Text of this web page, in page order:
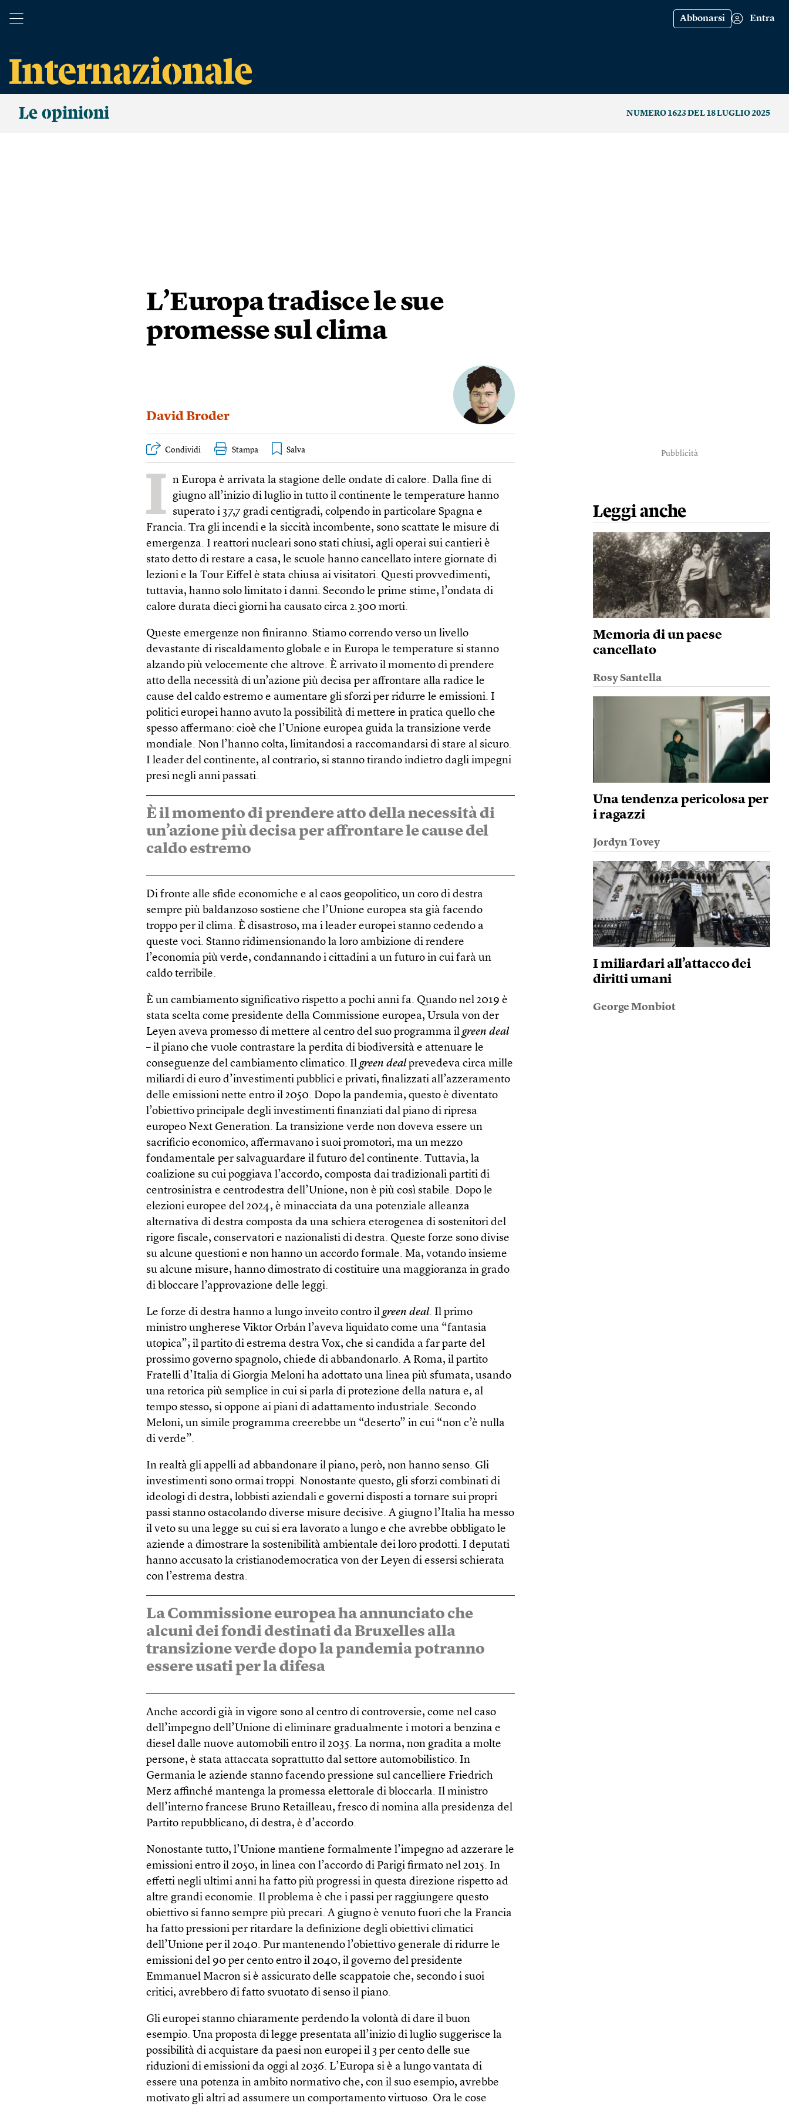
Abbonarsi Entra
Le opinioni NUMERO 1623 DEL 18 LUGLIO 2025
L’Europa tradisce le sue
promesse sul clima
David Broder
Condividi Stampa
I n Europa è arrivata la stagione delle ondate di calore. Dalla fine di
giugno all’inizio di luglio in tutto il continente le temperature hanno
superato i 37,7 gradi centigradi, colpendo in particolare Spagna e
Francia. Tra gli incendi e la siccità incombente, sono scattate le misure di
emergenza. I reattori nucleari sono stati chiusi, agli operai sui cantieri è
stato detto di restare a casa, le scuole hanno cancellato intere giornate di
lezioni e la Tour Eiffel è stata chiusa ai visitatori. Questi provvedimenti,
tuttavia, hanno solo limitato i danni. Secondo le prime stime, l’ondata di
calore durata dieci giorni ha causato circa 2.300 morti.
Queste emergenze non finiranno. Stiamo correndo verso un livello
devastante di riscaldamento globale e in Europa le temperature si stanno
alzando più velocemente che altrove. È arrivato il momento di prendere
atto della necessità di un’azione più decisa per affrontare alla radice le
cause del caldo estremo e aumentare gli sforzi per ridurre le emissioni. I
politici europei hanno avuto la possibilità di mettere in pratica quello che
spesso affermano: cioè che l’Unione europea guida la transizione verde
mondiale. Non l’hanno colta, limitandosi a raccomandarsi di stare al sicuro.
I leader del continente, al contrario, si stanno tirando indietro dagli impegni
presi negli anni passati.
È il momento di prendere atto della necessità di
un’azione più decisa per affrontare le cause del
caldo estremo
Di fronte alle sfide economiche e al caos geopolitico, un coro di destra
sempre più baldanzoso sostiene che l’Unione europea sta già facendo
troppo per il clima. È disastroso, ma i leader europei stanno cedendo a
queste voci. Stanno ridimensionando la loro ambizione di rendere
l’economia più verde, condannando i cittadini a un futuro in cui farà un
caldo terribile.
È un cambiamento significativo rispetto a pochi anni fa. Quando nel 2019 è
stata scelta come presidente della Commissione europea, Ursula von der
Leyen aveva promesso di mettere al centro del suo programma ilgreen deal
– il piano che vuole contrastare la perdita di biodiversità e attenuare le
conseguenze del cambiamento climatico. Ilgreen deal prevedeva circa mille
miliardi di euro d’investimenti pubblici e privati, finalizzati all’azzeramento
delle emissioni nette entro il 2050. Dopo la pandemia, questo è diventato
l’obiettivo principale degli investimenti finanziati dal piano di ripresa
europeo Next Generation. La transizione verde non doveva essere un
sacrificio economico, affermavano i suoi promotori, ma un mezzo
fondamentale per salvaguardare il futuro del continente. Tuttavia, la
coalizione su cui poggiava l’accordo, composta dai tradizionali partiti di
centrosinistra e centrodestra dell’Unione, non è più così stabile. Dopo le
elezioni europee del 2024, è minacciata da una potenziale alleanza
alternativa di destra composta da una schiera eterogenea di sostenitori del
rigore fiscale, conservatori e nazionalisti di destra. Queste forze sono divise
su alcune questioni e non hanno un accordo formale. Ma, votando insieme
su alcune misure, hanno dimostrato di costituire una maggioranza in grado
di bloccare l’approvazione delle leggi.
Le forze di destra hanno a lungo inveito contro ilgreen deal. Il primo
ministro ungherese Viktor Orbán l’aveva liquidato come una “fantasia
utopica”; il partito di estrema destra Vox, che si candida a far parte del
prossimo governo spagnolo, chiede di abbandonarlo. A Roma, il partito
Fratelli d’Italia di Giorgia Meloni ha adottato una linea più sfumata, usando
una retorica più semplice in cui si parla di protezione della natura e, al
tempo stesso, si oppone ai piani di adattamento industriale. Secondo
Meloni, un simile programma creerebbe un “deserto” in cui “non c’è nulla
di verde”.
In realtà gli appelli ad abbandonare il piano, però, non hanno senso. Gli
investimenti sono ormai troppi. Nonostante questo, gli sforzi combinati di
ideologi di destra, lobbisti aziendali e governi disposti a tornare sui propri
passi stanno ostacolando diverse misure decisive. A giugno l’Italia ha messo
il veto su una legge su cui si era lavorato a lungo e che avrebbe obbligato le
aziende a dimostrare la sostenibilità ambientale dei loro prodotti. I deputati
hanno accusato la cristianodemocratica von der Leyen di essersi schierata
con l’estrema destra.
La Commissione europea ha annunciato che
alcuni dei fondi destinati da Bruxelles alla
transizione verde dopo la pandemia potranno
essere usati per la difesa
Anche accordi già in vigore sono al centro di controversie, come nel caso
dell’impegno dell’Unione di eliminare gradualmente i motori a benzina e
diesel dalle nuove automobili entro il 2035. La norma, non gradita a molte
persone, è stata attaccata soprattutto dal settore automobilistico. In
Germania le aziende stanno facendo pressione sul cancelliere Friedrich
Merz affinché mantenga la promessa elettorale di bloccarla. Il ministro
dell’interno francese Bruno Retailleau, fresco di nomina alla presidenza del
Partito repubblicano, di destra, è d’accordo.
Nonostante tutto, l’Unione mantiene formalmente l’impegno ad azzerare le
emissioni entro il 2050, in linea con l’accordo di Parigi firmato nel 2015. In
effetti negli ultimi anni ha fatto più progressi in questa direzione rispetto ad
altre grandi economie. Il problema è che i passi per raggiungere questo
obiettivo si fanno sempre più precari. A giugno è venuto fuori che la Francia
ha fatto pressioni per ritardare la definizione degli obiettivi climatici
dell’Unione per il 2040. Pur mantenendo l’obiettivo generale di ridurre le
emissioni del 90 per cento entro il 2040, il governo del presidente
Emmanuel Macron si è assicurato delle scappatoie che, secondo i suoi
critici, avrebbero di fatto svuotato di senso il piano.
Gli europei stanno chiaramente perdendo la volontà di dare il buon
esempio. Una proposta di legge presentata all’inizio di luglio suggerisce la
possibilità di acquistare da paesi non europei il 3 per cento delle sue
riduzioni di emissioni da oggi al 2036. L’Europa si è a lungo vantata di
essere una potenza in ambito normativo che, con il suo esempio, avrebbe
motivato gli altri ad assumere un comportamento virtuoso. Ora le cose
Pubblicità
Leggi anche
Memoria di un paese
cancellato
Rosy Santella
Una tendenza pericolosa per
i ragazzi
Jordyn Tovey
I miliardari all’attacco dei
diritti umani
George Monbiot